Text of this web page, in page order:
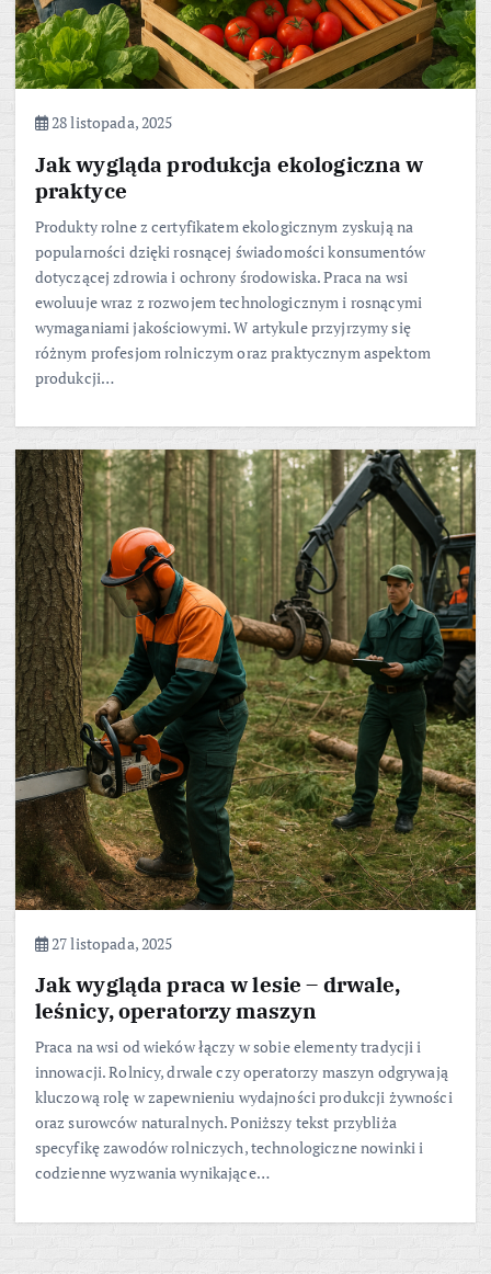
28 listopada, 2025
Jak wygląda produkcja ekologiczna w
praktyce
Produkty rolne z certyfikatem ekologicznym zyskują na
popularności dzięki rosnącej świadomości konsumentów
dotyczącej zdrowia i ochrony środowiska. Praca na wsi
ewoluuje wraz z rozwojem technologicznym i rosnącymi
wymaganiami jakościowymi. W artykule przyjrzymy się
różnym profesjom rolniczym oraz praktycznym aspektom
produkcji…
27 listopada, 2025
Jak wygląda praca w lesie – drwale,
leśnicy, operatorzy maszyn
Praca na wsi od wieków łączy w sobie elementy tradycji i
innowacji. Rolnicy, drwale czy operatorzy maszyn odgrywają
kluczową rolę w zapewnieniu wydajności produkcji żywności
oraz surowców naturalnych. Poniższy tekst przybliża
specyfikę zawodów rolniczych, technologiczne nowinki i
codzienne wyzwania wynikające…